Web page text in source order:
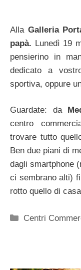
Alla Galleria
papà. Lunedì 19
pensierino in
dedicato a
sportiva, oppure
Guardate: da
centro
trovare tutto
Ben due piani di
dagli smartphone
ci sembrano alti)
rotto quello di
Categorie
Centri